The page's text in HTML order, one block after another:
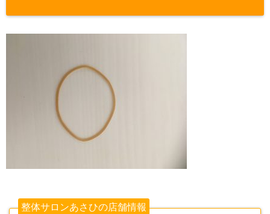
整体サロンあさひの店舗情報